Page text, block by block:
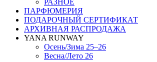
РАЗНОЕ
ПАРФЮМЕРИЯ
ПОДАРОЧНЫЙ СЕРТИФИКАТ
АРХИВНАЯ РАСПРОДАЖА
YANA RUNWAY
Осень/Зима 25–26
Весна/Лето 26